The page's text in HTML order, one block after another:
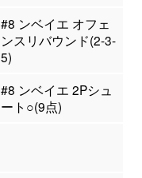
#8 ンベイエ オフェ
ンスリバウンド(2-3-
5)
#8 ンベイエ 2Pシュ
ート○(9点)